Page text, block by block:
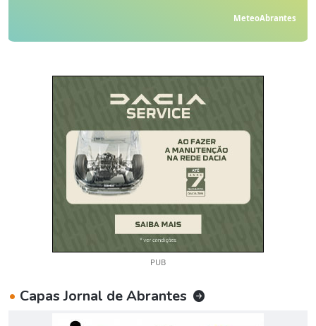
MeteoAbrantes
PUB
• Capas Jornal de Abrantes